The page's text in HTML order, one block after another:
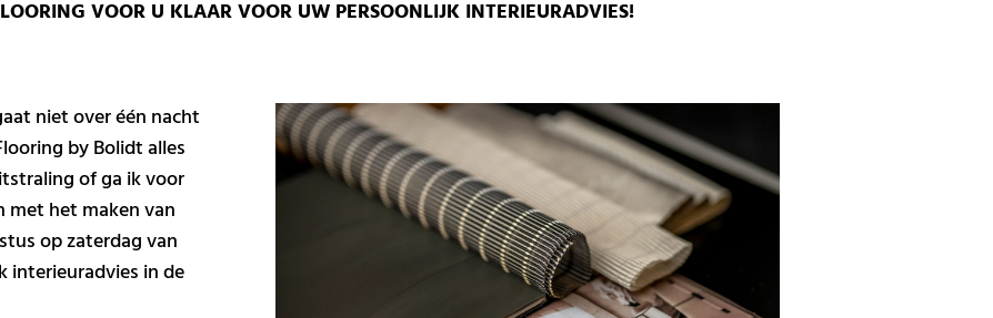
VOOR U KLAAR VOOR UW PERSOONLIJK INTERIEURADVIES!
niet over één nacht
by Bolidt alles
of ga ik voor
met het maken van
op zaterdag van
interieuradvies in de